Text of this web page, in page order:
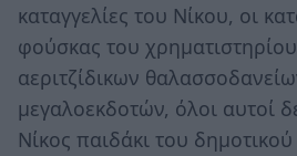
καταγγελίες του Νίκου, οι
φούσκας του
αεριτζίδικων
μεγαλοεκδοτών, όλοι αυτοί
Νίκος παιδάκι του